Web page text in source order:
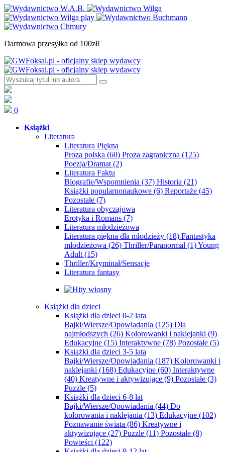
Darmowa przesyłka od 100zł!
0
Książki
Literatura
Literatura Piękna
Proza polska (60) Proza zagraniczna (125)
Poezja/Dramat (2)
Literatura Faktu
Biografie/Wspomnienia (37) Historia (21)
Książki popularnonaukowe (6) Reportaże (45)
Pozostałe (7)
Literatura obyczajowa
Erotyka i Romans (7)
Literatura młodzieżowa
Literatura piękna dla młodzieży (18) Fantastyka
młodzieżowa (26) Thriller/Paranormal (1)Young
Adult (15)
Thriller/Kryminał/Sensacje
Literatura fantasy
Książki dla dzieci
Książki dla dzieci 0-2 lata
Bajki/Wiersze/Opowiadania (125) Dla
najmłodszych (26) Kolorowanki i naklejanki (9)
Edukacyjne (15) Interaktywne (78) Pozostałe (5)
Książki dla dzieci 3-5 lata
Bajki/Wiersze/Opowiadania (187) Kolorowanki i
naklejanki (168) Edukacyjne (60) Interaktywne
(40) Kreatywne i aktywizujące (9) Pozostałe (3)
Puzzle (5)
Książki dla dzieci 6-8 lat
Bajki/Wiersze/Opowiadania (44) Do
kolorowania i naklejania (13) Edukacyjne (102)
Poznawanie świata (86) Kreatywne i
aktywizujące (27) Puzzle (11) Pozostałe (8)
Powieści (122)